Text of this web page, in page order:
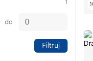
do
Filtruj